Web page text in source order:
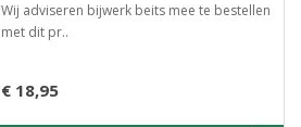
Wij adviseren bijwerk beits mee te bestellen
met dit pr..
€ 18,95